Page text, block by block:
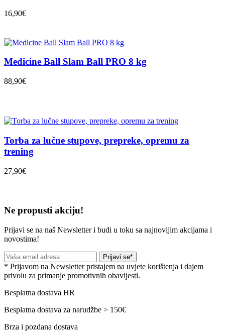
16,90€
Medicine Ball Slam Ball PRO 8 kg
88,90€
Torba za lučne stupove, prepreke, opremu za
trening
27,90€
Ne propusti akciju!
Prijavi se na naš Newsletter i budi u toku sa najnovijim akcijama i
novostima!
Prijavi se*
* Prijavom na Newsletter pristajem na uvjete korištenja i dajem
privolu za primanje promotivnih obavijesti.
Besplatna dostava HR
Besplatna dostava za narudžbe > 150€
Brza i pozdana dostava